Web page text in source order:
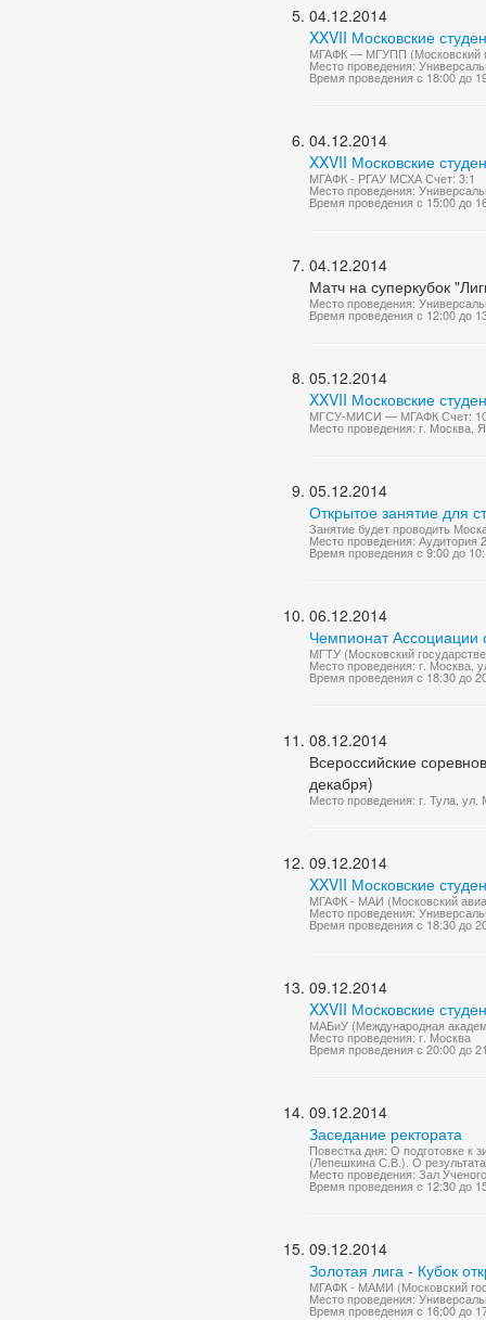
04.12.2014
XXVII Московские
МГАФК — МГУПП (Московский
Место проведения:
Время проведения с 18:00 до
04.12.2014
XXVII Московские
МГАФК - РГАУ МСХА Счет: 3:1
Место проведения:
Время проведения с 15:00 до
04.12.2014
Матч на суперкубок
Место проведения:
Время проведения с 12:00 до
05.12.2014
XXVII Московские
МГСУ-МИСИ — МГАФК Счет:
Место проведения: г. Москва,
05.12.2014
Открытое занятие для
Занятие будет проводить
Место проведения: Аудитория
Время проведения с 9:00 до
06.12.2014
Чемпионат Ассоциации
МГТУ (Московский
Место проведения: г. Москва,
Время проведения с 18:30 до
08.12.2014
Всероссийские
декабря)
Место проведения: г. Тула,
09.12.2014
XXVII Московские
МГАФК - МАИ (Московский
Место проведения:
Время проведения с 18:30 до
09.12.2014
XXVII Московские
МАБиУ (Международная
Место проведения: г. Москва
Время проведения с 20:00 до
09.12.2014
Заседание ректората
Повестка дня: О подготовке к
(Лепешкина С.В.). О
Место проведения: Зал
Время проведения с 12:30 до
09.12.2014
Золотая лига - Кубок
МГАФК - МАМИ (Московский
Место проведения:
Время проведения с 16:00 до